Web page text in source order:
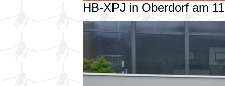
HB-XPJ in Oberdorf am